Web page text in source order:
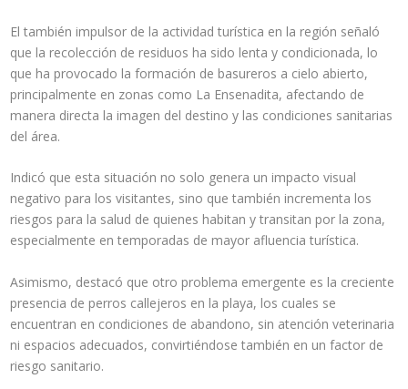
El también impulsor de la actividad turística en la región señaló
que la recolección de residuos ha sido lenta y condicionada, lo
que ha provocado la formación de basureros a cielo abierto,
principalmente en zonas como La Ensenadita, afectando de
manera directa la imagen del destino y las condiciones sanitarias
del área.
Indicó que esta situación no solo genera un impacto visual
negativo para los visitantes, sino que también incrementa los
riesgos para la salud de quienes habitan y transitan por la zona,
especialmente en temporadas de mayor afluencia turística.
Asimismo, destacó que otro problema emergente es la creciente
presencia de perros callejeros en la playa, los cuales se
encuentran en condiciones de abandono, sin atención veterinaria
ni espacios adecuados, convirtiéndose también en un factor de
riesgo sanitario.